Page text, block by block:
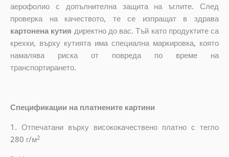
аерофолио с допълнителна защита на ъглите. След
проверка на качеството, те се изпращат в здрава
картонена кутия директно до вас. Тъй като продуктите са
крехки, върху кутията има специална маркировка, която
намалява риска от повреда по време на
транспортирането.
Спецификации на платнените картини
1. Отпечатани върху висококачествено платно с тегло
280 г/м2